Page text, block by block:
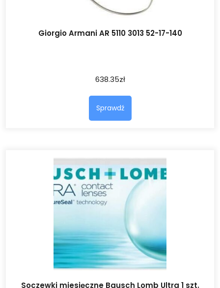
Giorgio Armani AR 5110 3013 52-17-140
638.35zł
Sprawdź
Soczewki miesięczne Bausch Lomb Ultra 1 szt.